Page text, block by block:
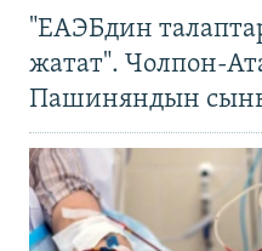
"ЕАЭБдин
жатат". Чолпон-
Пашиняндын